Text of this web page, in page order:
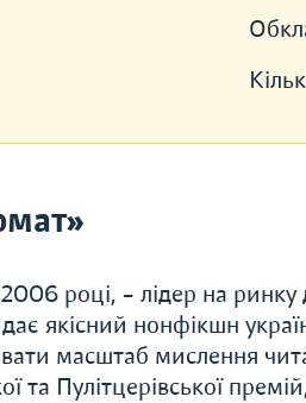
році, – лідер на ринку
якісний нонфікшн
масштаб мислення
та Пулітцерівської